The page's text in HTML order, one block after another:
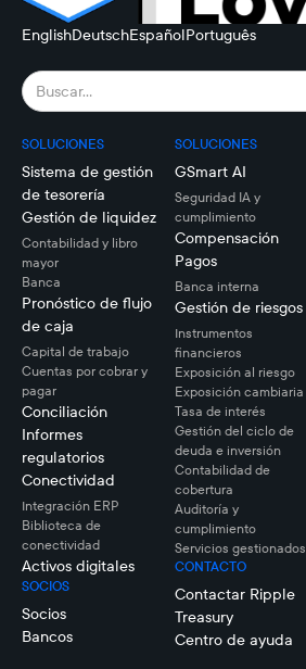
EnglishDeutschEspañolPortuguês
SOLUCIONES
Sistema de gestión
de tesorería
Gestión de liquidez
Contabilidad y libro
mayor
Banca
Pronóstico de flujo
de caja
Capital de trabajo
Cuentas por cobrar y
pagar
Conciliación
Informes
regulatorios
Conectividad
Integración ERP
Biblioteca de
conectividad
Activos digitales
SOCIOS
Socios
Bancos
SOLUCIONES
GSmart AI
Seguridad IA y
cumplimiento
Compensación
Pagos
Banca interna
Gestión de riesgos
Instrumentos
financieros
Exposición al riesgo
Exposición cambiaria
Tasa de interés
Gestión del ciclo de
deuda e inversión
Contabilidad de
cobertura
Auditoría y
cumplimiento
Servicios gestionados
CONTACTO
Contactar Ripple
Treasury
Centro de ayuda